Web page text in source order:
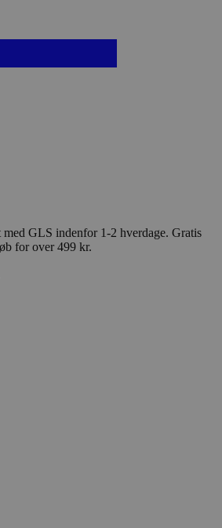
GLS indenfor 1-2 hverdage. Gratis
for over 499 kr.